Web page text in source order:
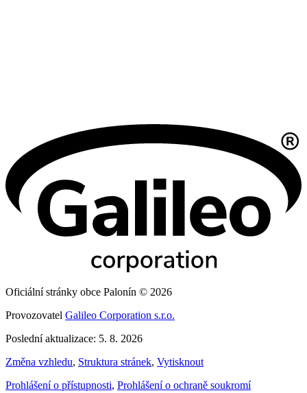
Oficiální stránky obce Palonín © 2026
Provozovatel Galileo Corporation s.r.o.
Poslední aktualizace: 5. 8. 2026
Změna vzhledu, Struktura stránek, Vytisknout
Prohlášení o přístupnosti, Prohlášení o ochraně soukromí